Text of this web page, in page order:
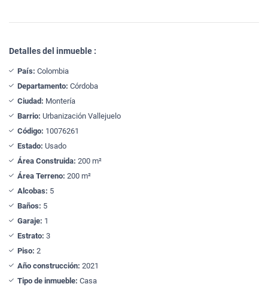
Detalles del inmueble :
País: Colombia
Departamento: Córdoba
Ciudad: Montería
Barrio: Urbanización Vallejuelo
Código: 10076261
Estado: Usado
Área Construida: 200 m²
Área Terreno: 200 m²
Alcobas: 5
Baños: 5
Garaje: 1
Estrato: 3
Piso: 2
Año construcción: 2021
Tipo de inmueble: Casa